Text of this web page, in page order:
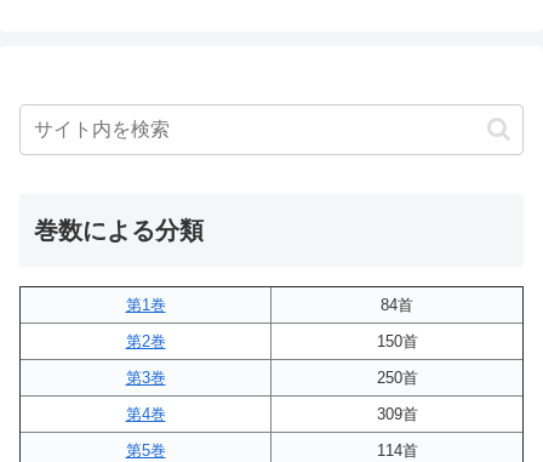
巻数による分類
第1巻
84首
第2巻
150首
第3巻
250首
第4巻
309首
第5巻
114首